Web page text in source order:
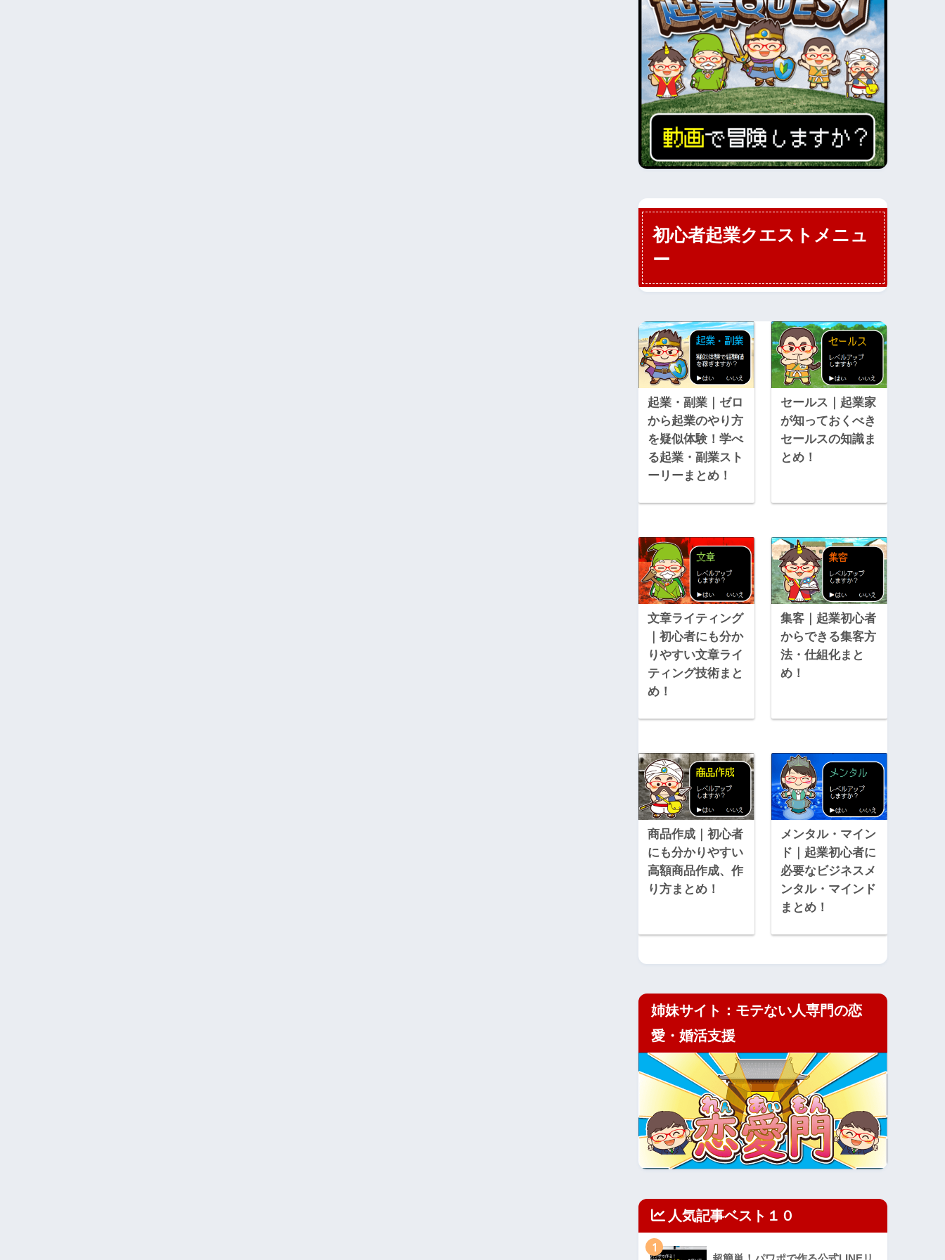
初心者起業クエストメニュ
ー
起業・副業｜ゼロ
から起業のやり方
を疑似体験！学べ
る起業・副業スト
ーリーまとめ！
セールス｜起業家
が知っておくべき
セールスの知識ま
とめ！
文章ライティング
｜初心者にも分か
りやすい文章ライ
ティング技術まと
め！
集客｜起業初心者
からできる集客方
法・仕組化まと
め！
商品作成｜初心者
にも分かりやすい
高額商品作成、作
り方まとめ！
メンタル・マイン
ド｜起業初心者に
必要なビジネスメ
ンタル・マインド
まとめ！
姉妹サイト：モテない人専門の恋
愛・婚活支援
人気記事ベスト１０
1